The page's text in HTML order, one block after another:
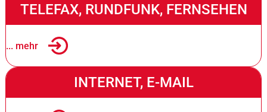
TELEFAX, RUNDFUNK, FERNSEHEN
... mehr
INTERNET, E-MAIL